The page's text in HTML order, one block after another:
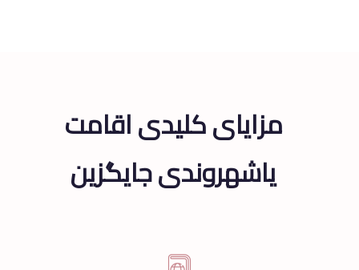
مزایای کلیدیاقامت
یاشهروندی جایگزین